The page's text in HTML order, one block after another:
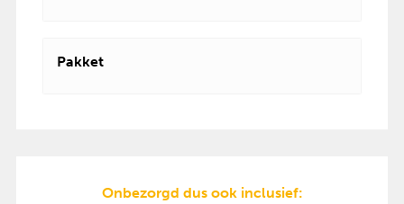
Pakket
Onbezorgd dus ook inclusief: